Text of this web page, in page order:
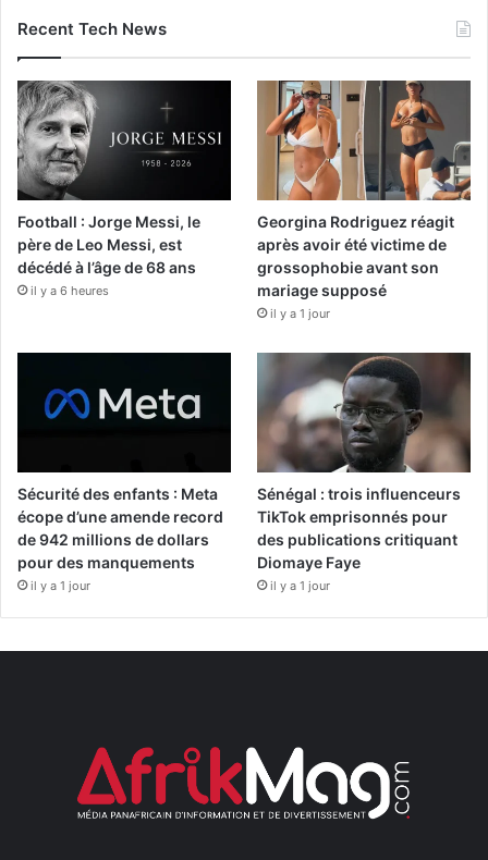
Recent Tech News
Football : Jorge Messi, le
père de Leo Messi, est
décédé à l’âge de 68 ans
il y a 6 heures
Georgina Rodriguez réagit
après avoir été victime de
grossophobie avant son
mariage supposé
il y a 1 jour
Sécurité des enfants : Meta
écope d’une amende record
de 942 millions de dollars
pour des manquements
il y a 1 jour
Sénégal : trois influenceurs
TikTok emprisonnés pour
des publications critiquant
Diomaye Faye
il y a 1 jour